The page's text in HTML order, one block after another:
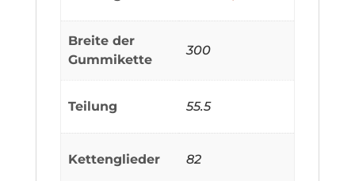
Breite der
Gummikette
300
Teilung 55.5
Kettenglieder 82